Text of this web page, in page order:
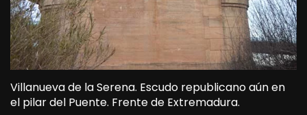
Villanueva de la Serena. Escudo republicano aún en
el pilar del Puente. Frente de Extremadura.